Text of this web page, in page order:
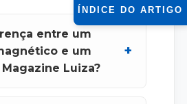
ÍNDICE DO ARTIGO
entre um
e um
Luiza?